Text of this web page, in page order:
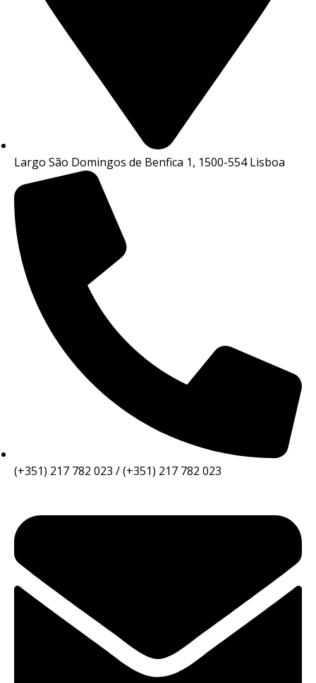
Largo São Domingos de Benfica 1, 1500-554 Lisboa
(+351) 217 782 023 / (+351) 217 782 023